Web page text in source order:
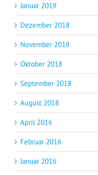
Januar 2019
Dezember 2018
November 2018
Oktober 2018
September 2018
August 2018
April 2016
Februar 2016
Januar 2016